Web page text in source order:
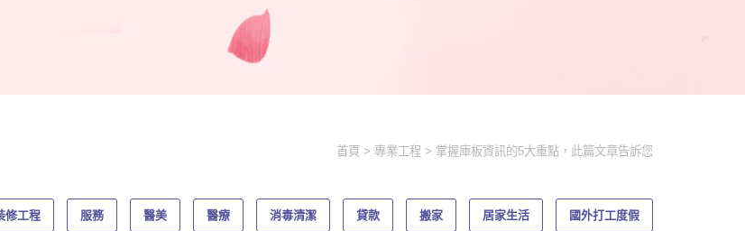
首頁 專業工程 掌握庫板資訊的5大重點，此篇文章告訴您
修工程 服務 醫美 醫療 消毒清潔 貸款 搬家 居家生活 國外打工度假